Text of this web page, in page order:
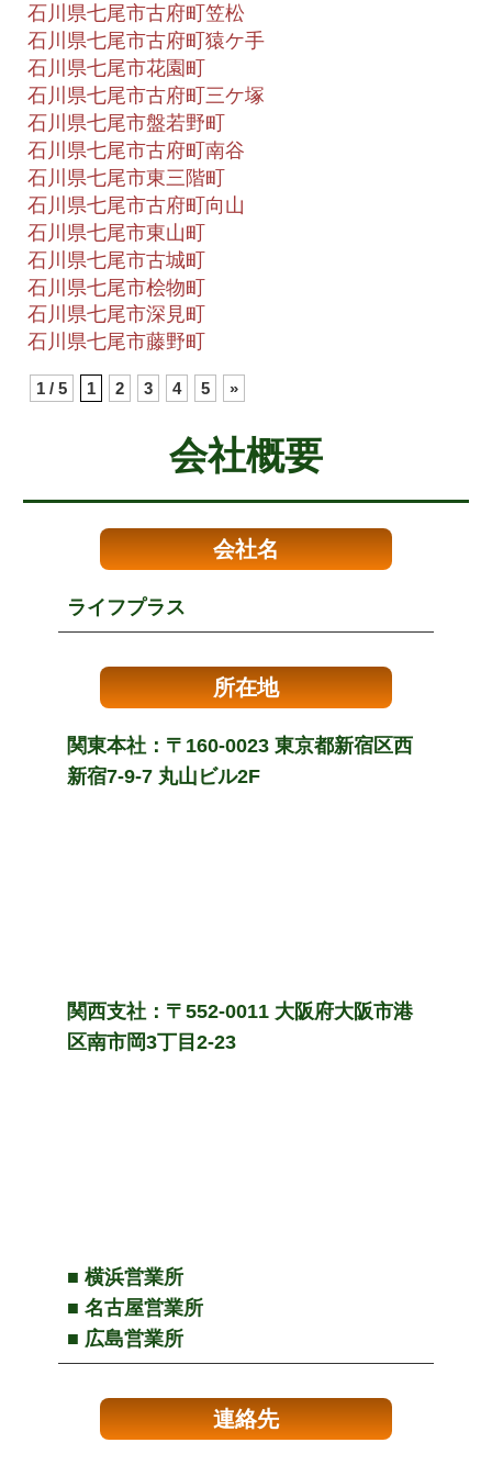
石川県七尾市古府町笠松
石川県七尾市古府町猿ケ手
石川県七尾市花園町
石川県七尾市古府町三ケ塚
石川県七尾市盤若野町
石川県七尾市古府町南谷
石川県七尾市東三階町
石川県七尾市古府町向山
石川県七尾市東山町
石川県七尾市古城町
石川県七尾市桧物町
石川県七尾市深見町
石川県七尾市藤野町
1 / 5 1 2 3 4 5 »
会社概要
会社名
ライフプラス
所在地
関東本社：〒160-0023 東京都新宿区西
新宿7-9-7 丸山ビル2F
関西支社：〒552-0011 大阪府大阪市港
区南市岡3丁目2-23
■ 横浜営業所
■ 名古屋営業所
■ 広島営業所
連絡先